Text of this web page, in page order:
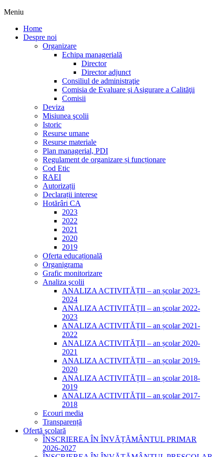
Meniu
Home
Despre noi
Organizare
Echipa managerială
Director
Director adjunct
Consiliul de administraţie
Comisia de Evaluare şi Asigurare a Calităţii
Comisii
Deviza
Misiunea şcolii
Istoric
Resurse umane
Resurse materiale
Plan managerial, PDI
Regulament de organizare și funcționare
Cod Etic
RAEI
Autorizații
Declarații interese
Hotărâri CA
2023
2022
2021
2020
2019
Oferta educațională
Organigrama
Grafic monitorizare
Analiza şcolii
ANALIZA ACTIVITĂȚII – an școlar 2023-
2024
ANALIZA ACTIVITĂȚII – an școlar 2022-
2023
ANALIZA ACTIVITĂȚII – an școlar 2021-
2022
ANALIZA ACTIVITĂȚII – an școlar 2020-
2021
ANALIZA ACTIVITĂȚII – an școlar 2019-
2020
ANALIZA ACTIVITĂȚII – an școlar 2018-
2019
ANALIZA ACTIVITĂŢII – an şcolar 2017-
2018
Ecouri media
Transparență
Ofertă şcolară
ÎNSCRIEREA ÎN ÎNVĂȚĂMÂNTUL PRIMAR
2026-2027